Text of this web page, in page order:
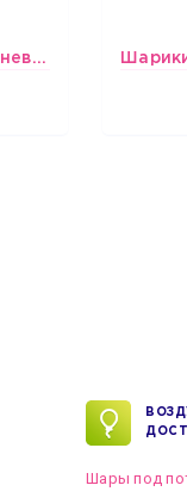
шары Бело-розово-сиреневые пастельные
Шары под